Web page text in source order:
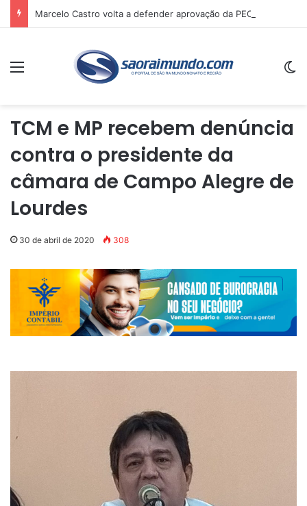
Menu
TCM e MP recebem denúncia
contra o presidente da
câmara de Campo Alegre de
Lourdes
30 de abril de 2020 308